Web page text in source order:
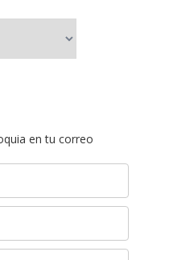
en tu correo